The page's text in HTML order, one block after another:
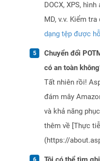
DOCX, XPS, hình
MD, v.v. Kiểm
dạng tệp được
Chuyển đổi
có an toàn
Tất nhiên rồi!
đám mây
và khả năng
thêm về [Thực
(https://